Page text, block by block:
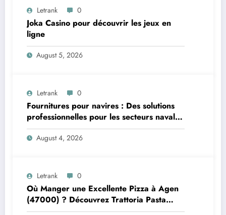
Letrank 0
Joka Casino pour découvrir les jeux en
ligne
August 5, 2026
Letrank 0
Fournitures pour navires : Des solutions
professionnelles pour les secteurs naval et
offshore
August 4, 2026
Letrank 0
Où Manger une Excellente Pizza à Agen
(47000) ? Découvrez Trattoria Pasta
Pizza Brax